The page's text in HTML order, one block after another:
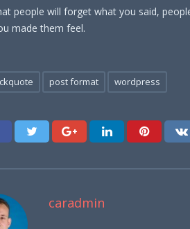
people will forget what you said,
made them feel.
post format wordpress
caradmin